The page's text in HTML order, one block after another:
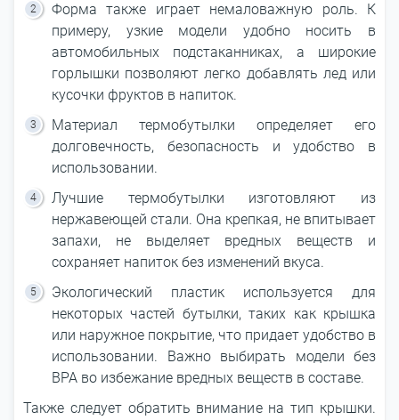
Форма также играет немаловажную роль. К
примеру, узкие модели удобно носить в
автомобильных подстаканниках, а широкие
горлышки позволяют легко добавлять лед или
кусочки фруктов в напиток.
Материал термобутылки определяет его
долговечность, безопасность и удобство в
использовании.
Лучшие термобутылки изготовляют из
нержавеющей стали. Она крепкая, не впитывает
запахи, не выделяет вредных веществ и
сохраняет напиток без изменений вкуса.
Экологический пластик используется для
некоторых частей бутылки, таких как крышка
или наружное покрытие, что придает удобство в
использовании. Важно выбирать модели без
BPA во избежание вредных веществ в составе.
Также следует обратить внимание на тип крышки.